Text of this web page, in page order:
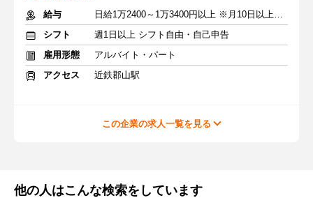
給与
日給1万2400～1万3400円以上 ※月10日以上出勤で日給500円UP
シフト
週1日以上 シフト自由・自己申告
雇用形態
アルバイト・パート
アクセス
近鉄郡山駅
この企業の求人一覧を見る
他の人はこんな検索をしています